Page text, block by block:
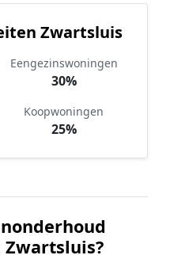
Zwartsluis
Eengezinswoningen
30%
Koopwoningen
25%